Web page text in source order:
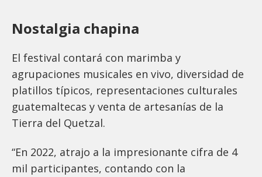
Nostalgia chapina
El festival contará con marimba y
agrupaciones musicales en vivo, diversidad de
platillos típicos, representaciones culturales
guatemaltecas y venta de artesanías de la
Tierra del Quetzal.
“En 2022, atrajo a la impresionante cifra de 4
mil participantes, contando con la